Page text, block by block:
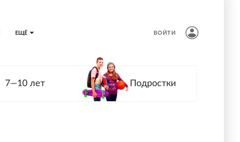
ЕЩЁ ВОЙТИ
7—10 лет Подростки